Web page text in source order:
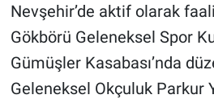
Nevşehir’de aktif olarak
Gökbörü Geleneksel Spor
Gümüşler Kasabası’nda
Geleneksel Okçuluk Parkur